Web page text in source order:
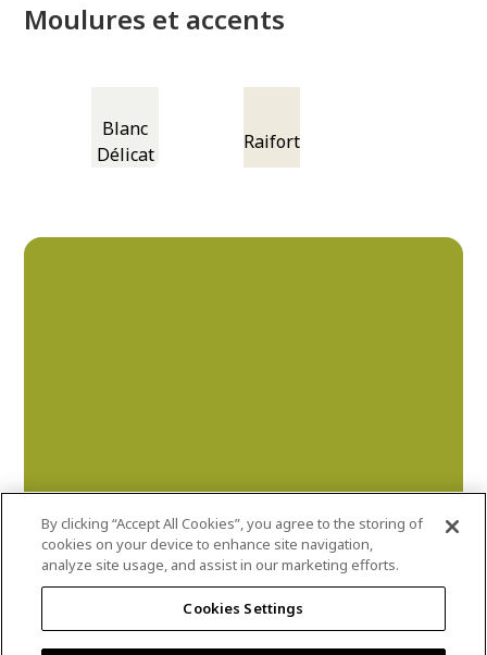
Moulures et accents
Blanc
Délicat
Raifort
DLX1219-7
By clicking “Accept All Cookies”, you agree to the storing of
cookies on your device to enhance site navigation,
analyze site usage, and assist in our marketing efforts.
Cookies Settings